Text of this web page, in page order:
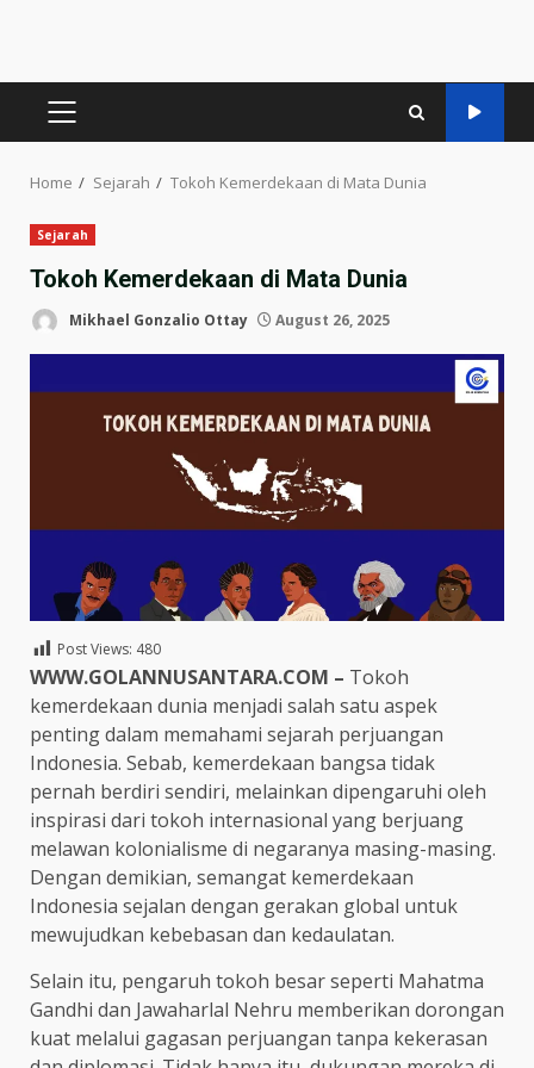
PRIMARY
Home Sejarah Tokoh Kemerdekaan di Mata Dunia
Sejarah
Tokoh Kemerdekaan di Mata Dunia
Mikhael Gonzalio Ottay August 26, 2025
Post Views: 480
WWW.GOLANNUSANTARA.COM – Tokoh
kemerdekaan dunia menjadi salah satu aspek
penting dalam memahami sejarah perjuangan
Indonesia. Sebab, kemerdekaan bangsa tidak
pernah berdiri sendiri, melainkan dipengaruhi oleh
inspirasi dari tokoh internasional yang berjuang
melawan kolonialisme di negaranya masing-masing.
Dengan demikian, semangat kemerdekaan
Indonesia sejalan dengan gerakan global untuk
mewujudkan kebebasan dan kedaulatan.
Selain itu, pengaruh tokoh besar seperti Mahatma
Gandhi dan Jawaharlal Nehru memberikan dorongan
kuat melalui gagasan perjuangan tanpa kekerasan